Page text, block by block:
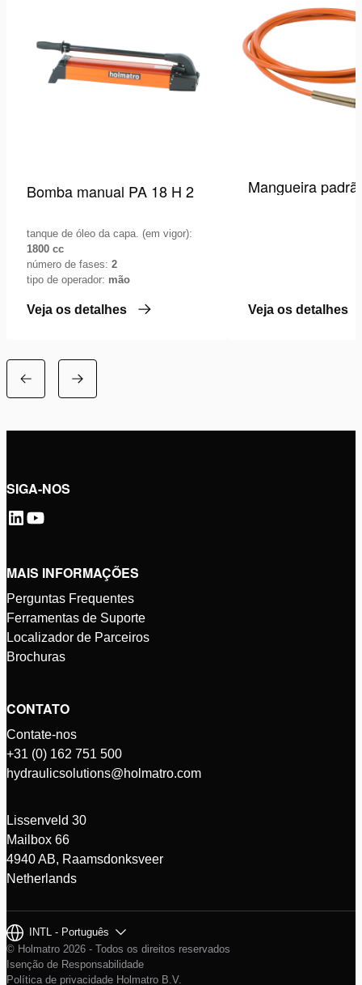
Bomba manual PA 18 H 2
tanque de óleo da capa. (em vigor):
1800 cc
número de fases: 2
tipo de operador: mão
Veja os detalhes
Mangueira
Veja os detalhes
SIGA-NOS
MAIS INFORMAÇÕES
Perguntas Frequentes
Ferramentas de Suporte
Localizador de Parceiros
Brochuras
CONTATO
Contate-nos
+31 (0) 162 751 500
hydraulicsolutions@holmatro.com
Lissenveld 30
Mailbox 66
4940 AB, Raamsdonksveer
Netherlands
INTL - Português
© Holmatro 2026 - Todos os direitos reservados
Isenção de Responsabilidade
Política de privacidade Holmatro B.V.